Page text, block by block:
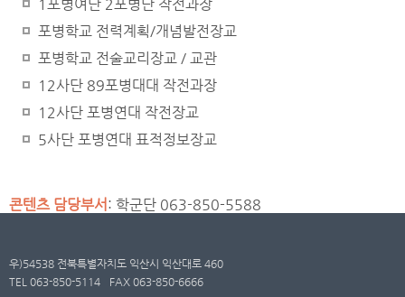
1포병여단 2포병단 작전과장
포병학교 전력계획/개념발전장교
포병학교 전술교리장교 / 교관
12사단 89포병대대 작전과장
12사단 포병연대 작전장교
5사단 포병연대 표적정보장교
콘텐츠 담당부서 : 학군단 063-850-5588
우)54538 전북특별자치도 익산시 익산대로 460
TEL 063-850-5114
FAX 063-850-6666